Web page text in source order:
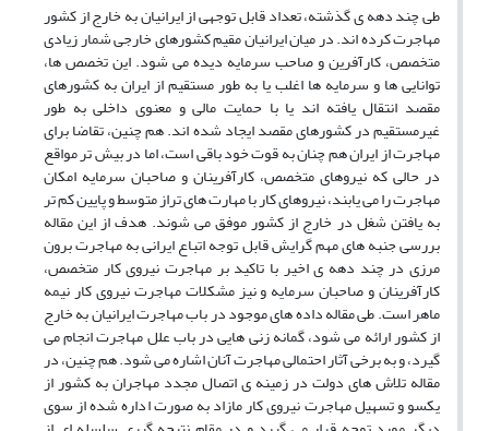
طی چند دهه ی گذشته، تعداد قابل توجهی از ایرانیان به خارج از کشور
مهاجرت کرده اند. در میان ایرانیان مقیم کشورهای خارجی شمار زیادی
متخصص، کارآفرین و صاحب سرمایه دیده می شود. این تخصص ها،
توانایی ها و سرمایه ها اغلب یا به طور مستقیم از ایران به کشورهای
مقصد انتقال یافته اند یا با حمایت مالی و معنوی داخلی به طور
غیرمستقیم در کشورهای مقصد ایجاد شده اند. هم چنین، تقاضا برای
مهاجرت از ایران هم چنان به قوت خود باقی است، اما در بیش تر مواقع
در حالی که نیروهای متخصص، کارآفرینان و صاحبان سرمایه امکان
مهاجرت را می یابند، نیروهای کار با مهارت های تراز متوسط و پایین کم تر
به یافتن شغل در خارج از کشور موفق می شوند. هدف از این مقاله
بررسی جنبه های مهم گرایش قابل توجه اتباع ایرانی به مهاجرت برون
مرزی در چند دهه ی اخیر با تاکید بر مهاجرت نیروی کار متخصص،
کارآفرینان و صاحبان سرمایه و نیز مشکلات مهاجرت نیروی کار نیمه
ماهر است. طی مقاله داده های موجود در باب مهاجرت ایرانیان به خارج
از کشور ارائه می شود، گمانه زنی هایی در باب علل مهاجرت انجام می
گیرد، و به برخی آثار احتمالی مهاجرت آنان اشاره می شود. هم چنین، در
مقاله تلاش های دولت در زمینه ی اتصال مجدد مهاجران به کشور از
یکسو و تسهیل مهاجرت نیروی کار مازاد به صورت اداره شده از سوی